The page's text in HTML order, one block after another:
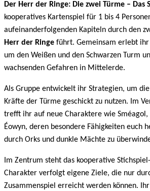
Der Herr der Ringe: Die zwei Türme – Das
kooperatives Kartenspiel für 1 bis 4
aufeinanderfolgenden Kapiteln durch den
Herr der Ringe führt. Gemeinsam erlebt
um den Weißen und den Schwarzen Turm
wachsenden Gefahren in Mittelerde.
Als Gruppe entwickelt ihr Strategien, um
Kräfte der Türme geschickt zu nutzen. Im
trefft ihr auf neue Charaktere wie
Éowyn, deren besondere Fähigkeiten euch
durch Orks und dunkle Mächte zu
Im Zentrum steht das kooperative
Charakter verfolgt eigene Ziele, die nur
Zusammenspiel erreicht werden können.